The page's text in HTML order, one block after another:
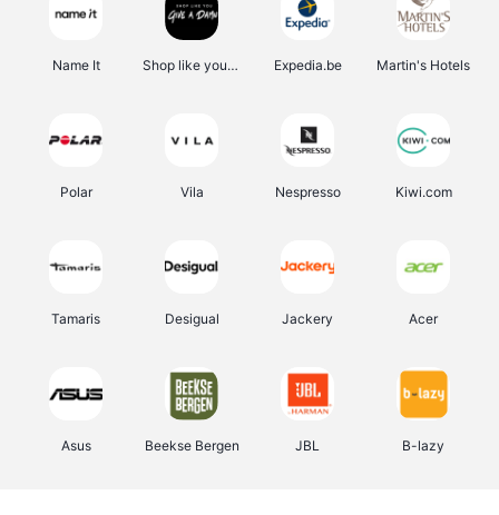
Name It Shop like you Give A Damn Expedia.be Martin's Hotels
Polar Vila Nespresso Kiwi.com
Tamaris Desigual Jackery Acer
Asus Beekse Bergen JBL B-lazy